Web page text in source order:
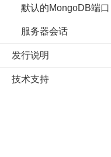
默认的MongoDB端口
服务器会话
发行说明
技术支持